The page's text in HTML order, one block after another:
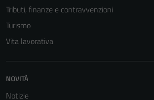
Tributi, finanze e contravvenzioni
Turismo
Vita lavorativa
NOVITÀ
Notizie